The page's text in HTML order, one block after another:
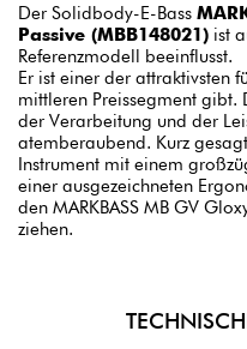
Der Solidbody-E-Bass
Passive (MBB148021) ist
Referenzmodell beeinflusst.
Er ist einer der attraktivsten
mittleren Preissegment
der Verarbeitung und der
atemberaubend. Kurz
Instrument mit einem
einer ausgezeichneten
den MARKBASS MB GV
ziehen.